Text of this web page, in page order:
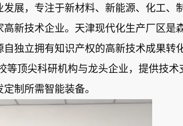
展，专注于新材料、新能源、化工、
新技术企业。天津现代化生产厂区是
独立拥有知识产权的高新技术成果转
顶尖科研机构与龙头企业，提供技
制所需智能装备。